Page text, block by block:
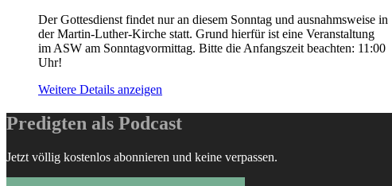
Der Gottesdienst findet nur an diesem Sonntag und ausnahmsweise in
der Martin-Luther-Kirche statt. Grund hierfür ist eine Veranstaltung
im ASW am Sonntagvormittag. Bitte die Anfangszeit beachten: 11:00
Uhr!
Weitere Details anzeigen
Predigten als Podcast
Jetzt völlig kostenlos abonnieren und keine verpassen.